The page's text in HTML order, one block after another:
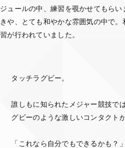
ジュールの中、練習を覗かせてもら
きや、とても和やかな雰囲気の中で
習が行われていました。
タッチラグビー。
誰しもに知られたメジャー競技で
グビーのような激しいコンタクトが
「これなら自分でもできるかも？」